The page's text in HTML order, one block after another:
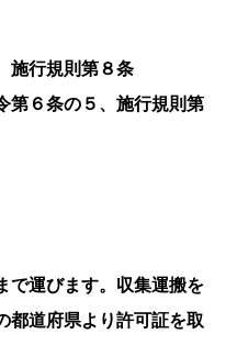
施行規則第８条
第６条の５、施行規則第
で運びます。収集運搬を
都道府県より許可証を取